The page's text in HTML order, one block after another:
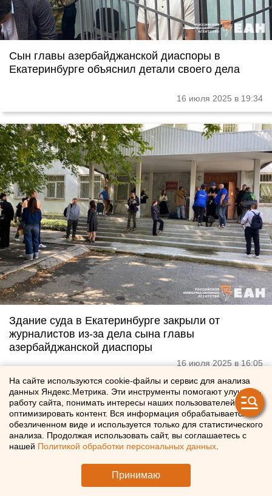
Сын главы азербайджанской диаспоры в
Екатеринбурге объяснил детали своего дела
16 июля 2025 в 19:34
Здание суда в Екатеринбурге закрыли от
журналистов из-за дела сына главы
азербайджанской диаспоры
16 июля 2025 в 16:05
На сайте используются cookie-файлы и сервис для анализа
данных Яндекс.Метрика. Эти инструменты помогают улучшать
работу сайта, понимать интересы наших пользователей и
оптимизировать контент. Вся информация обрабатывается в
обезличенном виде и используется только для статистического
анализа. Продолжая использовать сайт, вы соглашаетесь с
нашей Политикой обработки персональных данных
Принимаю